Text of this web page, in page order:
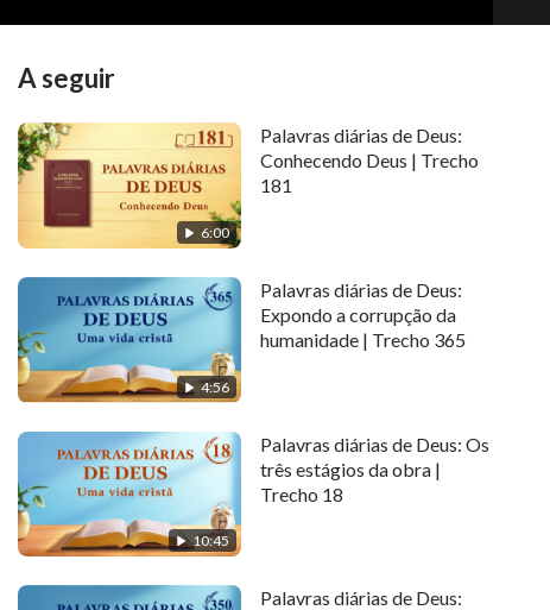
A seguir
6:00
Palavras diárias de Deus:
Conhecendo Deus | Trecho
181
4:56
Palavras diárias de Deus:
Expondo a corrupção da
humanidade | Trecho 365
10:45
Palavras diárias de Deus: Os
três estágios da obra |
Trecho 18
Palavras diárias de Deus: